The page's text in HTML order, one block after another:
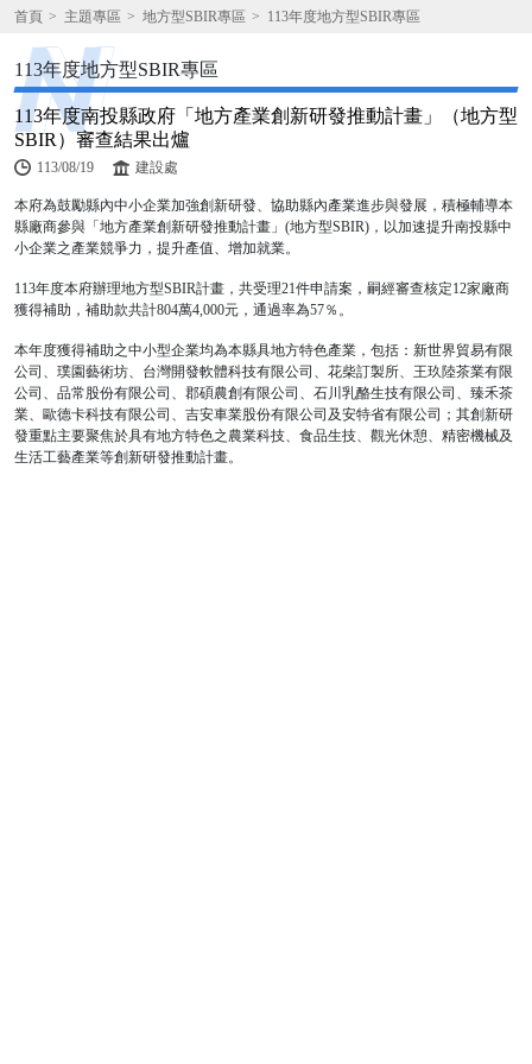
首頁 主題專區 地方型SBIR專區 113年度地方型SBIR專區
113年度地方型SBIR專區
113年度南投縣政府「地方產業創新研發推動計畫」（地方型
SBIR）審查結果出爐
113/08/19 建設處
本府為鼓勵縣內中小企業加強創新研發、協助縣內產業進步與發展，積極輔導本
縣廠商參與「地方產業創新研發推動計畫」(地方型SBIR)，以加速提升南投縣中
小企業之產業競爭力，提升產值、增加就業。
113年度本府辦理地方型SBIR計畫，共受理21件申請案，嗣經審查核定12家廠商
獲得補助，補助款共計804萬4,000元，通過率為57％。
本年度獲得補助之中小型企業均為本縣具地方特色產業，包括：新世界貿易有限
公司、璞園藝術坊、台灣開發軟體科技有限公司、花柴訂製所、王玖陸茶業有限
公司、品常股份有限公司、郡碩農創有限公司、石川乳酪生技有限公司、臻禾茶
業、歐德卡科技有限公司、吉安車業股份有限公司及安特省有限公司；其創新研
發重點主要聚焦於具有地方特色之農業科技、食品生技、觀光休憩、精密機械及
生活工藝產業等創新研發推動計畫。